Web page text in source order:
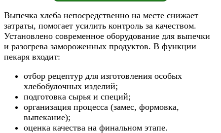
Выпечка хлеба непосредственно на месте снижает
затраты, помогает усилить контроль за качеством.
Установлено современное оборудование для выпечки
и разогрева замороженных продуктов. В функции
пекаря входит:
отбор рецептур для изготовления особых
хлебобулочных изделий;
подготовка сырья и специй;
организация процесса (замес, формовка,
выпекание);
оценка качества на финальном этапе.